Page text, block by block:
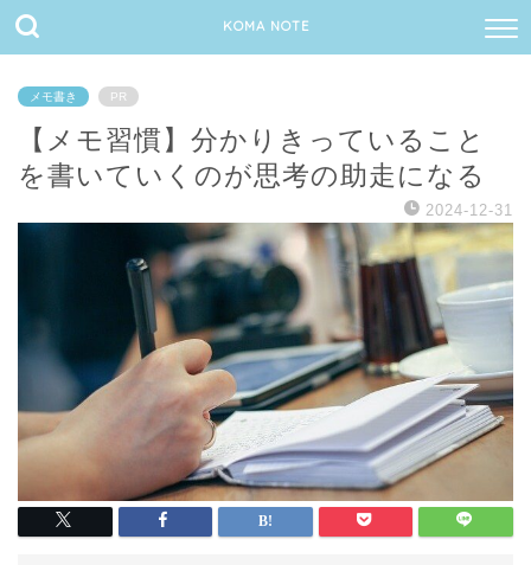
KOMA NOTE
メモ書き PR
【メモ習慣】分かりきっていること
を書いていくのが思考の助走になる
2024-12-31